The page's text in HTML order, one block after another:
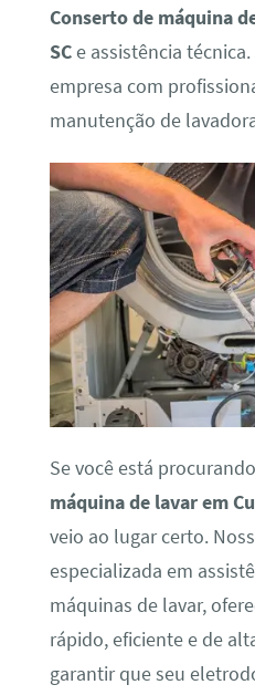
Conserto de máquina
SCe assistência
empresa com
manutenção de
Se você está
máquina de lavar em
veio ao lugar certo.
especializada em
máquinas de lavar,
rápido, eficiente e de
garantir que seu